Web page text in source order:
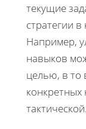
текущие
стратегии
Например,
навыков
целью, в то
тактической.